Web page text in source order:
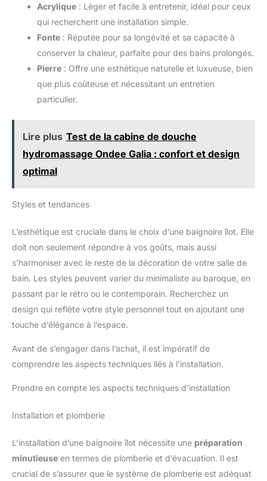
Acrylique : Léger et facile à entretenir, idéal pour ceux
qui recherchent une installation simple.
Fonte : Réputée pour sa longévité et sa capacité à
conserver la chaleur, parfaite pour des bains prolongés.
Pierre : Offre une esthétique naturelle et luxueuse, bien
que plus coûteuse et nécessitant un entretien
particulier.
Lire plus Test de la cabine de douche
hydromassage Ondee Galia : confort et design
optimal
Styles et tendances
L’esthétique est cruciale dans le choix d’une baignoire îlot. Elle
doit non seulement répondre à vos goûts, mais aussi
s’harmoniser avec le reste de la décoration de votre salle de
bain. Les styles peuvent varier du minimaliste au baroque, en
passant par le rétro ou le contemporain. Recherchez un
design qui reflète votre style personnel tout en ajoutant une
touche d’élégance à l’espace.
Avant de s’engager dans l’achat, il est impératif de
comprendre les aspects techniques liés à l’installation.
Prendre en compte les aspects techniques d’installation
Installation et plomberie
L’installation d’une baignoire îlot nécessite une préparation
minutieuse en termes de plomberie et d’évacuation. Il est
crucial de s’assurer que le système de plomberie est adéquat